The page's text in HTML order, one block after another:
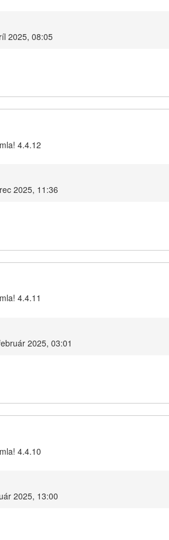
2025, 08:05
4.4.12
2025, 11:36
4.4.11
2025, 03:01
4.4.10
2025, 13:00